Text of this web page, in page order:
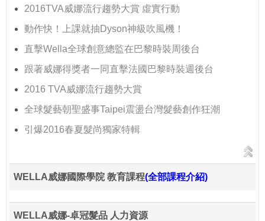
2016TVA威娜流行趨勢大賞 虛實行動
動作快！上課就抽Dyson神級吹風機！
直擊Wella全球創意總監在巴黎時裝周後台
跟著威娜得獎者一同直擊法國巴黎時裝週後台
2016 TVA威娜流行趨勢大賞
全球髮藝朝聖盛事Taipei震盪台灣髮藝創作狂潮
引爆2016春夏髮尚獨家特輯
WELLA威娜國際學院 教育課程(全部課程介紹)
WELLA威娜-卓冠髮品 人力資源